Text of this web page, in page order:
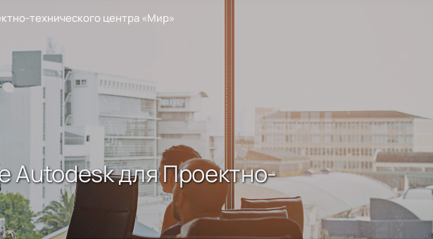
технического центра «Мир»
Autodesk для Проектно-